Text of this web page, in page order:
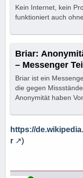
Kein Internet, kein
funktioniert auch
Briar:
– Messenger
Briar ist ein
die gegen
Anonymität haben
https://
r
)